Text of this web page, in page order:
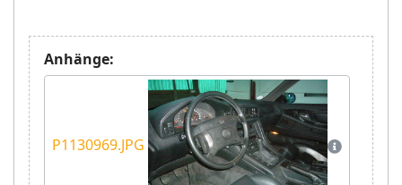
Anhänge:
P1130969.JPG